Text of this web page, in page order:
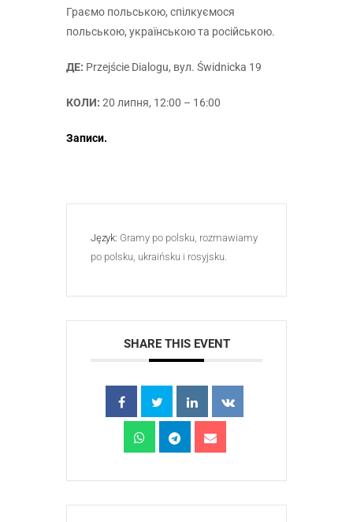
Граємо польською, спілкуємося
польською, українською та російською.
ДЕ: Przejście Dialogu, вул. Świdnicka 19
КОЛИ: 20 липня, 12:00 – 16:00
Записи.
Język: Gramy po polsku, rozmawiamy
po polsku, ukraińsku i rosyjsku.
SHARE THIS EVENT